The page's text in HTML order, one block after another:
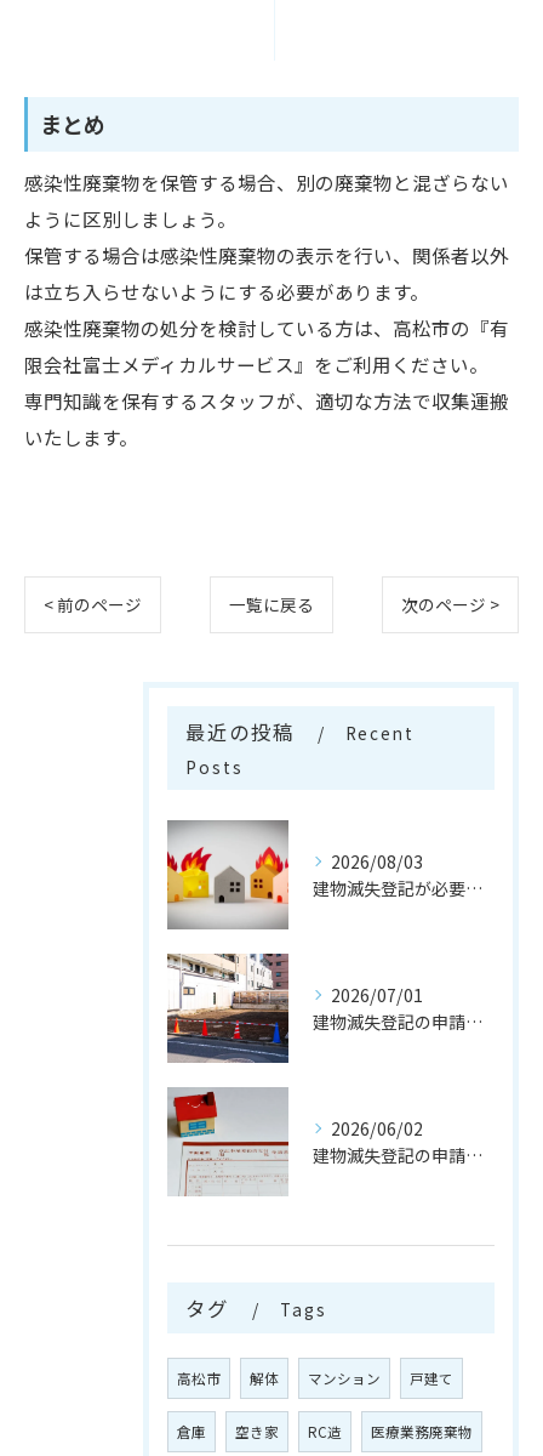
まとめ
感染性廃棄物を保管する場合、別の廃棄物と混ざらない
ように区別しましょう。
保管する場合は感染性廃棄物の表示を行い、関係者以外
は立ち入らせないようにする必要があります。
感染性廃棄物の処分を検討している方は、高松市の『有
限会社富士メディカルサービス』をご利用ください。
専門知識を保有するスタッフが、適切な方法で収集運搬
いたします。
< 前のページ 一覧に戻る 次のページ >
最近の投稿
Recent
Posts
2026/08/03
建物滅失登記が必要なケースとは
2026/07/01
建物滅失登記の申請の流れとは
2026/06/02
建物滅失登記の申請を行う注意点
タグ Tags
高松市 解体 マンション 戸建て
倉庫 空き家 RC造 医療業務廃棄物